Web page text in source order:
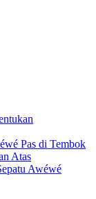
Pas di Tembok
Atas
Awéwé